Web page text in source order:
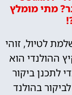
מתי מומלץ
לטיול, זוהי
ההולנדי הוא
לתכנן ביקור
בהולנד